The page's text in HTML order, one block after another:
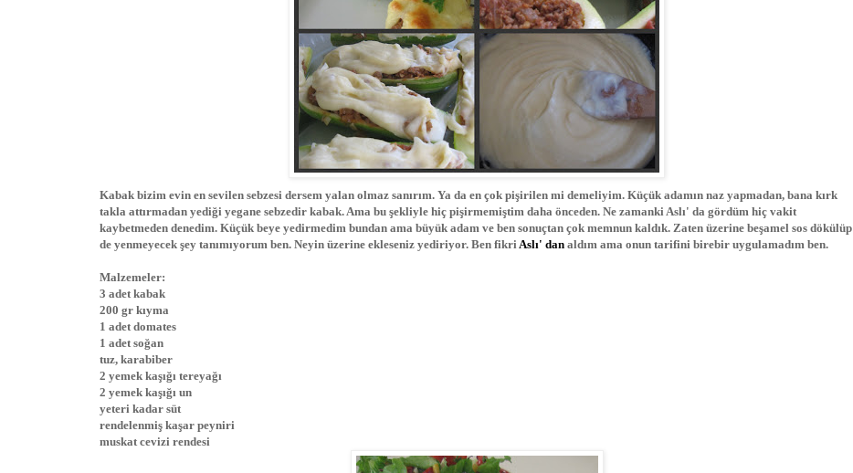
Kabak bizim evin en sevilen sebzesi dersem yalan olmaz sanırım. Ya da en çok pişirilen mi demeliyim. Küçük adamın naz yapmadan, bana kırk
takla attırmadan yediği yegane sebzedir kabak. Ama bu şekliyle hiç pişirmemiştim daha önceden. Ne zamanki Aslı' da gördüm hiç vakit
kaybetmeden denedim. Küçük beye yedirmedim bundan ama büyük adam ve ben sonuçtan çok memnun kaldık. Zaten üzerine beşamel sos dökülüp
de yenmeyecek şey tanımıyorum ben. Neyin üzerine ekleseniz yediriyor. Ben fikri Aslı' dan aldım ama onun tarifini birebir uygulamadım ben.
Malzemeler:
3 adet kabak
200 gr kıyma
1 adet domates
1 adet soğan
tuz, karabiber
2 yemek kaşığı tereyağı
2 yemek kaşığı un
yeteri kadar süt
rendelenmiş kaşar peyniri
muskat cevizi rendesi